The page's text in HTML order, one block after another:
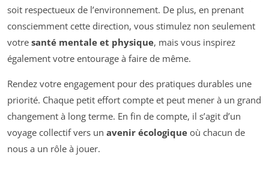
soit respectueux de l’environnement. De plus, en prenant
consciemment cette direction, vous stimulez non seulement
votre santé mentale et physique, mais vous inspirez
également votre entourage à faire de même.
Rendez votre engagement pour des pratiques durables une
priorité. Chaque petit effort compte et peut mener à un grand
changement à long terme. En fin de compte, il s’agit d’un
voyage collectif vers un avenir écologique où chacun de
nous a un rôle à jouer.